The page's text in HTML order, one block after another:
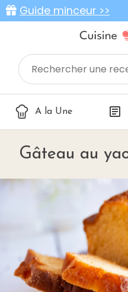
Guide minceur >>
A la Une
Gâteau au